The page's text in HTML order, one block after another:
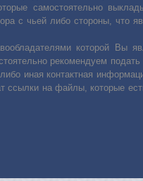
самостоятельно
с чьей либо стороны, что
которой Вы
рекомендуем
иная контактная
ссылки на файлы, которые